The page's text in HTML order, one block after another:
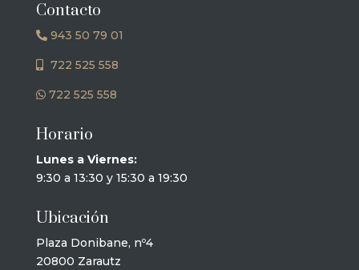
Contacto
943 50 79 01
722 525 558
722 525 558
Horario
Lunes a Viernes:
9:30 a 13:30 y 15:30 a 19:30
Ubicación
Plaza Donibane, nº4
20800 Zarautz